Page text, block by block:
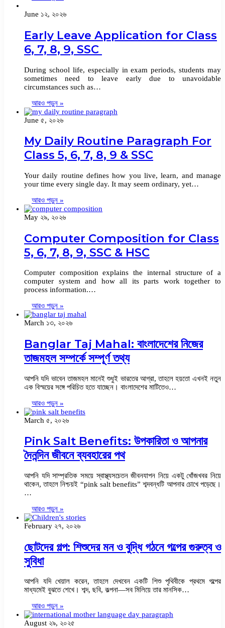
June ১২, ২০২৬
Early Leave Application for Class
6, 7, 8, 9, SSC
During school life, especially in exam periods, students may
sometimes need to leave early due to unavoidable
circumstances such as…
আরও পড়ুন »
June ৫, ২০২৬
My Daily Routine Paragraph For
Class 5, 6, 7, 8, 9 & SSC
Your daily routine defines how you live, learn, and manage
your time every single day. It may seem ordinary, yet…
আরও পড়ুন »
May ২৯, ২০২৬
Computer Composition for Class
5, 6, 7, 8, 9, SSC & HSC
Computer composition explains the internal structure of a
computer system and how all its parts work together to
process information.…
আরও পড়ুন »
March ১৩, ২০২৬
Banglar Taj Mahal: বাংলাদেশের নিজের
তাজমহল সম্পর্কে সম্পূর্ণ তথ্য
আপনি যদি ভাবেন তাজমহল মানেই শুধুই ভারতের আগ্রা, তাহলে হয়তো এখনই নতুন
এক বিস্ময়ের সঙ্গে পরিচিত হতে যাচ্ছেন। বাংলাদেশের মাটিতেও…
আরও পড়ুন »
March ৫, ২০২৬
Pink Salt Benefits: উপকারিতা ও আপনার
দৈনন্দিন জীবনে ব্যবহারের পথ
আপনি যদি সাম্প্রতিক সময়ে স্বাস্থ্যসচেতন জীবনযাপন নিয়ে একটু খোঁজখবর নিয়ে
থাকেন, তাহলে নিশ্চয়ই “pink salt benefits” শব্দবন্ধটি আপনার চোখে পড়েছে।
…
আরও পড়ুন »
February ২৭, ২০২৬
ছোটদের গল্প: শিশুদের মন ও বুদ্ধি গঠনে গল্পের গুরুত্ব ও
সুবিধা
আপনি যদি খেয়াল করেন, তাহলে দেখবেন একটি শিশু পৃথিবীকে প্রথমে গল্পের
মাধ্যমেই বুঝতে শেখে। শব্দ, ছবি, কল্পনা—সব মিলিয়ে তার মানসিক…
আরও পড়ুন »
August ২৯, ২০২৫